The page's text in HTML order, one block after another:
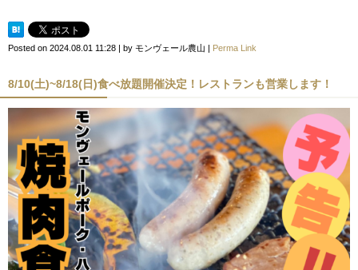
Posted on 2024.08.01 11:28 by モンヴェール農山 Perma Link
8/10(土)~8/18(日)食べ放題開催決定！レストランも営業します！